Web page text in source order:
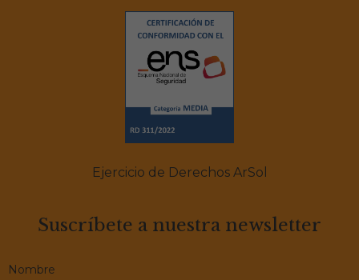
Ejercicio de Derechos ArSol
Suscríbete a nuestra newsletter